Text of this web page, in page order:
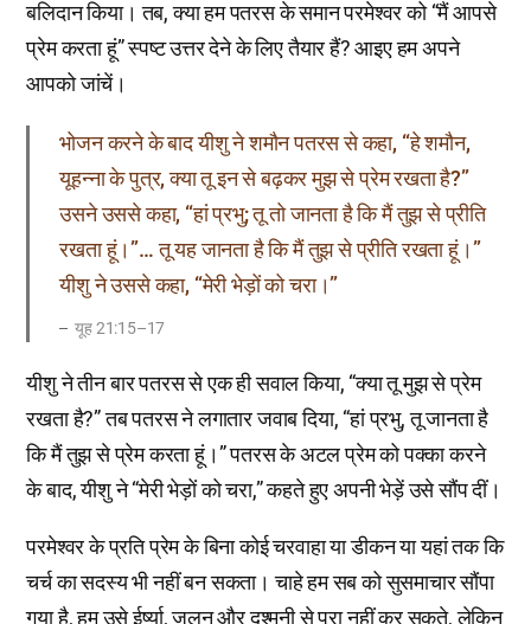
बलिदान किया। तब, क्या हम पतरस के समान परमेश्वर को “मैं आपसे
प्रेम करता हूं” स्पष्ट उत्तर देने के लिए तैयार हैं? आइए हम अपने
आपको जांचें।
भोजन करने के बाद यीशु ने शमौन पतरस से कहा, “हे शमौन,
यूहन्ना के पुत्र, क्या तू इन से बढ़कर मुझ से प्रेम रखता है?”
उसने उससे कहा, “हां प्रभु; तू तो जानता है कि मैं तुझ से प्रीति
रखता हूं।”… तू यह जानता है कि मैं तुझ से प्रीति रखता हूं।”
यीशु ने उससे कहा, “मेरी भेड़ों को चरा।”
यूह 21:15–17
यीशु ने तीन बार पतरस से एक ही सवाल किया, “क्या तू मुझ से प्रेम
रखता है?” तब पतरस ने लगातार जवाब दिया, “हां प्रभु, तू जानता है
कि मैं तुझ से प्रेम करता हूं।” पतरस के अटल प्रेम को पक्का करने
के बाद, यीशु ने “मेरी भेड़ों को चरा,” कहते हुए अपनी भेड़ें उसे सौंप दीं।
परमेश्वर के प्रति प्रेम के बिना कोई चरवाहा या डीकन या यहां तक कि
चर्च का सदस्य भी नहीं बन सकता। चाहे हम सब को सुसमाचार सौंपा
गया है, हम उसे ईर्ष्या, जलन और दुश्मनी से पूरा नहीं कर सकते, लेकिन